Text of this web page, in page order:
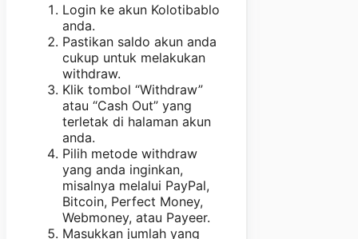
Login ke akun Kolotibablo
anda.
Pastikan saldo akun anda
cukup untuk melakukan
withdraw.
Klik tombol “Withdraw”
atau “Cash Out” yang
terletak di halaman akun
anda.
Pilih metode withdraw
yang anda inginkan,
misalnya melalui PayPal,
Bitcoin, Perfect Money,
Webmoney, atau Payeer.
Masukkan jumlah yang